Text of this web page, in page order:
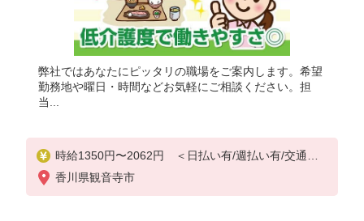
弊社ではあなたにピッタリの職場をご案内します。希望
勤務地や曜日・時間などお気軽にご相談ください。担
当...
時給1350円〜2062円 ＜日払い有/週払い有/交通費
全支給(ガソリン代含む)＞
香川県観音寺市